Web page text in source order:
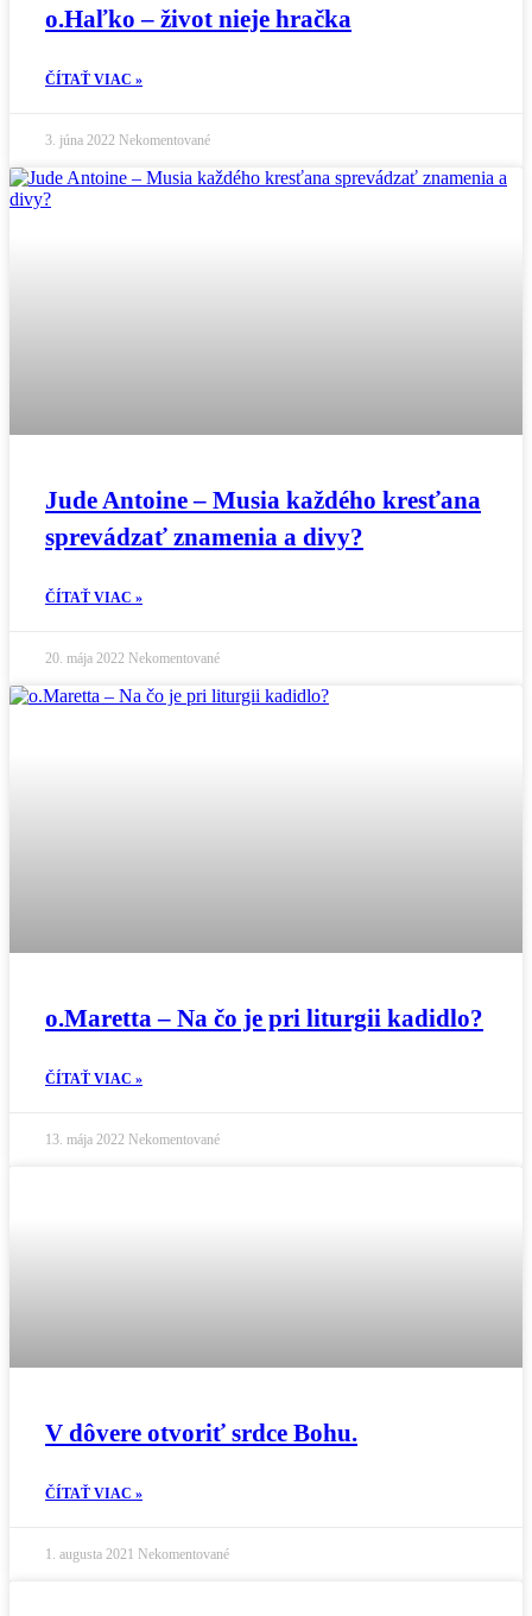
o.Haľko – život nieje hračka
ČÍTAŤ VIAC »
3. júna 2022 Nekomentované
Jude Antoine – Musia každého kresťana
sprevádzať znamenia a divy?
ČÍTAŤ VIAC »
20. mája 2022 Nekomentované
o.Maretta – Na čo je pri liturgii kadidlo?
ČÍTAŤ VIAC »
13. mája 2022 Nekomentované
V dôvere otvoriť srdce Bohu.
ČÍTAŤ VIAC »
1. augusta 2021 Nekomentované